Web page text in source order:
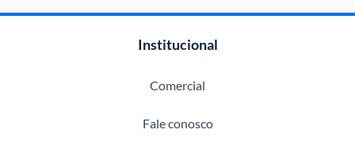
Institucional
Comercial
Fale conosco